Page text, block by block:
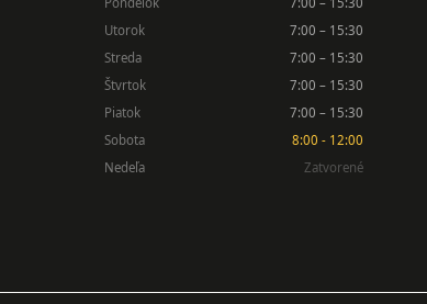
Utorok
7:00 – 15:30
Streda
7:00 – 15:30
Štvrtok
7:00 – 15:30
Piatok
7:00 – 15:30
Sobota
8:00 - 12:00
Nedeľa
Zatvorené